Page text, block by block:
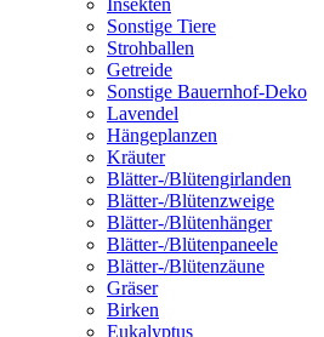
Sonstige Tiere
Strohballen
Getreide
Sonstige Bauernhof-Deko
Lavendel
Hängeplanzen
Kräuter
Blätter-/Blütengirlanden
Blätter-/Blütenzweige
Blätter-/Blütenhänger
Blätter-/Blütenpaneele
Blätter-/Blütenzäune
Gräser
Birken
Eukalyptus